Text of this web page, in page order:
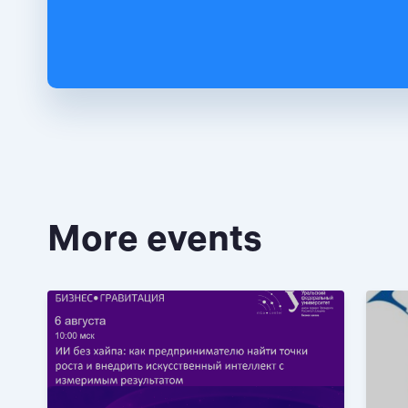
More events